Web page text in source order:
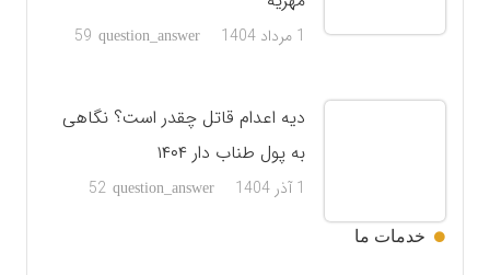
1 مرداد 1404 question_answer
59دیدگاه
دیه اعدام قاتل چقدر است؟ نگاهی
به پول طناب دار ۱۴۰۴
1 آذر 1404 question_answer
52دیدگاه
خدمات ما